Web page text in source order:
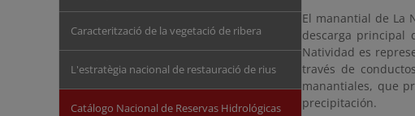
Caracterització de la vegetació de ribera
L'estratègia nacional de restauració de rius
Catálogo Nacional de Reservas Hidrológicas
El manantial de La
descarga principal
Natividad es
través de
manantiales, que
precipitación.